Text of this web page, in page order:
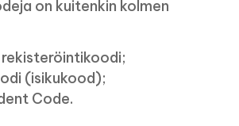
on kuitenkin kolmen
(isikukood);
Code.